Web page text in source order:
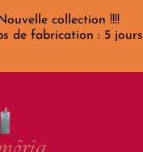
Nouvelle collection !!!!
de fabrication : 5 jours